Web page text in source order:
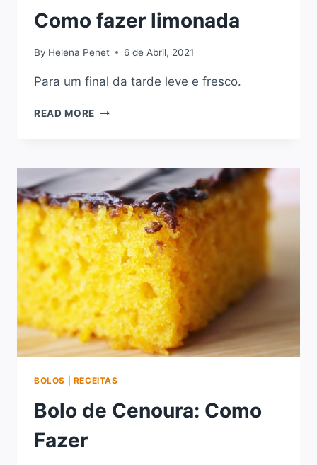
Como fazer limonada
By Helena Penet 6 de Abril, 2021
Para um final da tarde leve e fresco.
READ MORE COMO
BOLOS RECEITAS
Bolo de Cenoura: Como
Fazer